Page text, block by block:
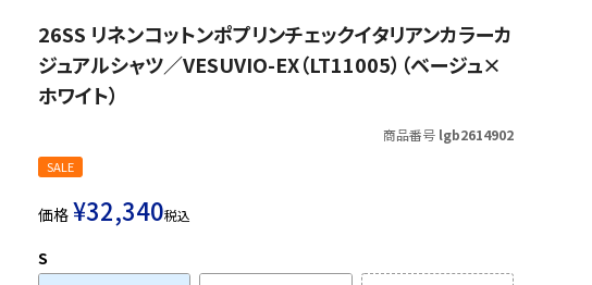
26SS リネンコットンポプリンチェックイタリアンカラーカ
ジュアルシャツ／VESUVIO-EX（LT11005）（ベージュ×
ホワイト）
商品番号 lgb2614902
SALE
価格 ¥32,340税込
S